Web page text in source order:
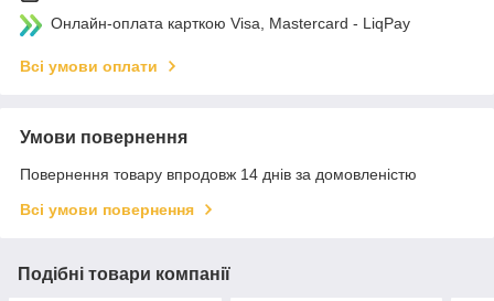
Онлайн-оплата карткою Visa, Mastercard - LiqPay
Всі умови оплати
Умови повернення
Повернення товару впродовж 14 днів за домовленістю
Всі умови повернення
Подібні товари компанії